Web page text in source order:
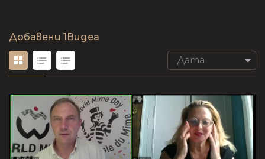
Добавени 1Видеа
Дата